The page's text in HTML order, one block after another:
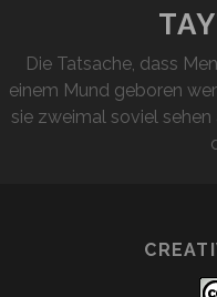
Die Tatsache, dass
einem Mund geboren
sie zweimal soviel